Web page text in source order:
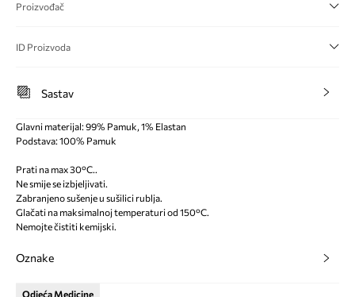
Proizvođač
ID Proizvoda
Sastav
Glavni materijal: 99% Pamuk, 1% Elastan
Podstava: 100% Pamuk
Prati na max 30°C..
Ne smije se izbjeljivati.
Zabranjeno sušenje u sušilici rublja.
Glačati na maksimalnoj temperaturi od 150°C.
Nemojte čistiti kemijski.
Oznake
Odjeća Medicine